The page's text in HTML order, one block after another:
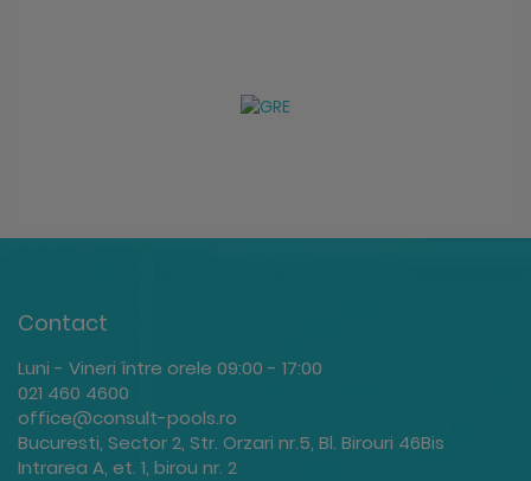
Contact
Luni - Vineri între orele 09:00 - 17:00
021 460 4600
office@consult-pools.ro
Bucuresti, Sector 2, Str. Orzari nr.5, Bl. Birouri 46Bis
Intrarea A, et. 1, birou nr. 2